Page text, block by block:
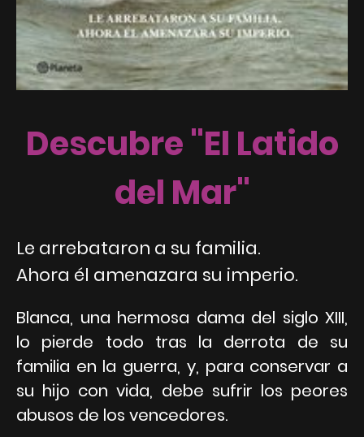
Descubre "El Latido
del Mar"
Le arrebataron a su familia.
Ahora él amenazara su imperio.
Blanca, una hermosa dama del siglo XIII,
lo pierde todo tras la derrota de su
familia en la guerra, y, para conservar a
su hijo con vida, debe sufrir los peores
abusos de los vencedores.